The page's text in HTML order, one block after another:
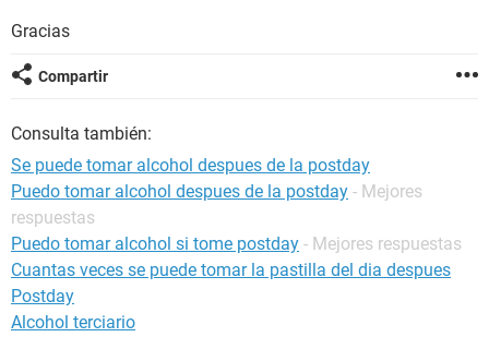
Gracias
Compartir
Consulta también:
Se puede tomar alcohol despues de la postday
Puedo tomar alcohol despues de la postday - Mejores
respuestas
Puedo tomar alcohol si tome postday - Mejores respuestas
Cuantas veces se puede tomar la pastilla del dia despues
Postday
Alcohol terciario